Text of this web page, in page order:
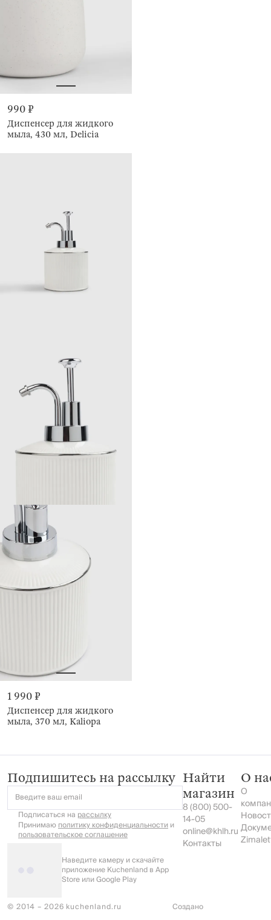
990 ₽
Диспенсер для жидкого
мыла, 430 мл, Delicia
1 990 ₽
Диспенсер для жидкого
мыла, 370 мл, Kaliopa
Подпишитесь на рассылку
Введите ваш email
Подписаться на рассылку
Принимаюполитику конфиденциальностии
пользовательское соглашение
Наведите камеру и скачайте
приложение Kuchenland в App
Store или Google Play
Найти
магазин
8 (800) 500-
14-05
online@khlh.ru
Контакты
О
О
© 2014 – 2026 kuchenland.ru Создано